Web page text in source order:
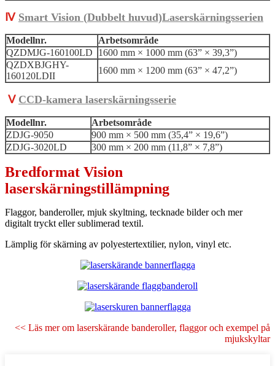
Ⅳ Smart Vision (Dubbelt huvud)Laserskärningsserien
Modellnr.
Arbetsområde
QZDMJG-160100LD
1600 mm × 1000 mm (63” × 39,3”)
QZDXBJGHY-
160120LDII
1600 mm × 1200 mm (63” × 47,2”)
Ⅴ CCD-kamera laserskärningsserie
Modellnr.
Arbetsområde
ZDJG-9050
900 mm × 500 mm (35,4” × 19,6”)
ZDJG-3020LD
300 mm × 200 mm (11,8” × 7,8”)
Bredformat Vision
laserskärningstillämpning
Flaggor, banderoller, mjuk skyltning, tecknade bilder och mer
digitalt tryckt eller sublimerad textil.
Lämplig för skärning av polyestertextilier, nylon, vinyl etc.
<< Läs mer om laserskärande banderoller, flaggor och exempel på
mjukskyltar